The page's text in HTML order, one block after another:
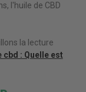
l'huile de CBD
la lecture
cbd : Quelle est